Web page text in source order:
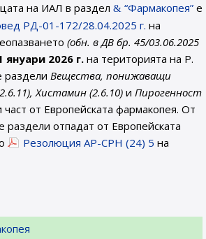
на ИАЛ в раздел “Фармакопея” е
РД-01-172/28.04.2025 г. на
(обн. в ДВ бр. 45/03.06.2025
януари 2026 г. на територията на Р.
раздели Вещества, понижаващи
Хистамин (2.6.10) и Пирогенност
част от Европейската фармакопея. От
отпадат от Европейската
Резолюция AP-CPH (24) 5 на